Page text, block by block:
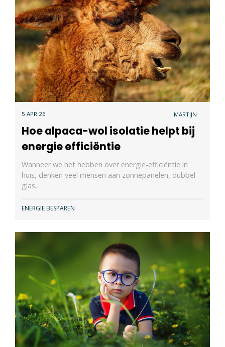
5 APR 26 MARTIJN
Hoe alpaca-wol isolatie helpt bij
energie efficiëntie
Wanneer we het hebben over energie-efficiëntie in
huis, denken veel mensen aan zonnepanelen, dubbel
glas,…
ENERGIE BESPAREN